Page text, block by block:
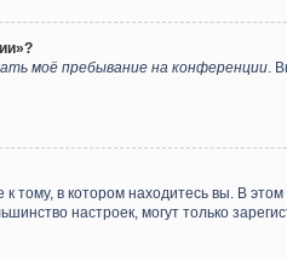
моё пребывание на конференции.
в котором находитесь вы. В
настроек, могут только